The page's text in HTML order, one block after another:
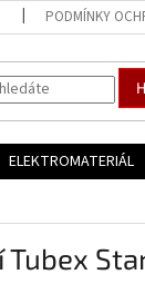
PODMÍNKY
ELEKTROMATERIÁL